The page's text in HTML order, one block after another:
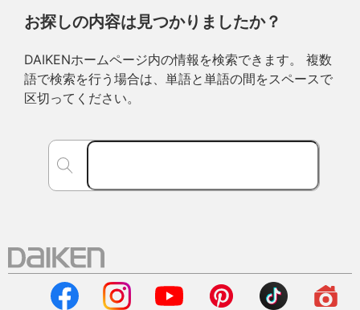
お探しの内容は見つかりましたか？
DAIKENホームページ内の情報を検索できます。 複数
語で検索を行う場合は、単語と単語の間をスペースで
区切ってください。